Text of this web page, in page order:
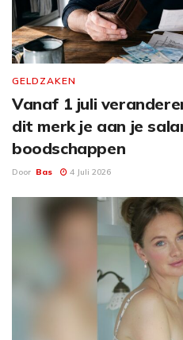
GELDZAKEN
Vanaf 1 juli
dit merk je aan je
boodschappen
Door Bas 4 Juli 2026